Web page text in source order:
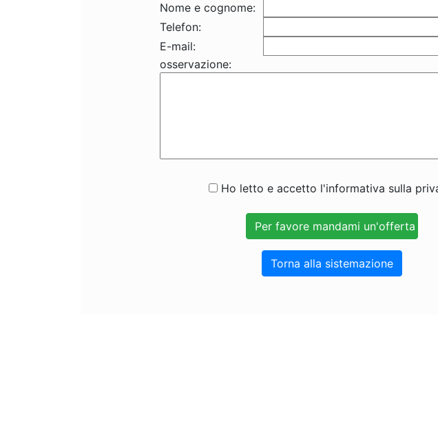
Nome e cognome:
Telefon:
E-mail:
osservazione:
Ho letto e accetto l'informativa sulla
Torna alla sistemazione